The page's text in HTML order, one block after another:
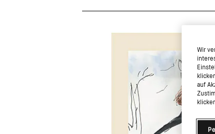
Wir
auf